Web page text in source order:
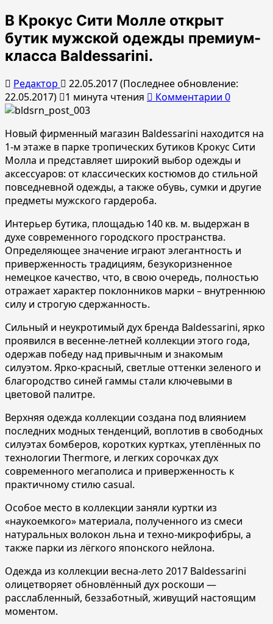
В Крокус Сити Молле открыт
бутик мужской одежды премиум-
класса Baldessarini.
Редактор
22.05.2017 (Последнее обновление:
22.05.2017)
1 минута чтения Комментарии 0
Новый фирменный магазин Baldessarini находится на
1-м этаже в парке тропических бутиков Крокус Сити
Молла и представляет широкий выбор одежды и
аксессуаров: от классических костюмов до стильной
повседневной одежды, а также обувь, сумки и другие
предметы мужского гардероба.
Интерьер бутика, площадью 140 кв. м. выдержан в
духе современного городского пространства.
Определяющее значение играют элегантность и
приверженность традициям, безукоризненное
немецкое качество, что, в свою очередь, полностью
отражает характер поклонников марки – внутреннюю
силу и строгую сдержанность.
Сильный и неукротимый дух бренда Baldessarini, ярко
проявился в весенне-летней коллекции этого года,
одержав победу над привычным и знакомым
силуэтом. Ярко-красный, светлые оттенки зеленого и
благородство синей гаммы стали ключевыми в
цветовой палитре.
Верхняя одежда коллекции создана под влиянием
последних модных тенденций, воплотив всвободных
силуэтах бомберов, коротких куртках, утеплённых по
технологии Thermore, и легких сорочках дух
современного мегаполиса и приверженность к
практичному стилю casual.
Особое место в коллекции заняли куртки из
«наукоемкого» материала, полученного из смеси
натуральных волокон льна и техно-микрофибры, а
также парки из лёгкого японского нейлона.
Одежда из коллекции весна-лето 2017 Baldessarini
олицетворяет обновлённый дух роскоши —
расслабленный, беззаботный, живущий настоящим
моментом.